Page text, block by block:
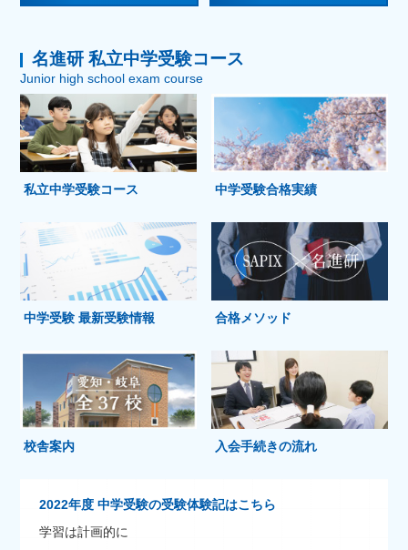
名進研 私立中学受験コース
Junior high school exam course
私立中学受験コース 中学受験合格実績
中学受験 最新受験情報 合格メソッド
校舎案内 入会手続きの流れ
2022年度 中学受験の受験体験記はこちら
学習は計画的に